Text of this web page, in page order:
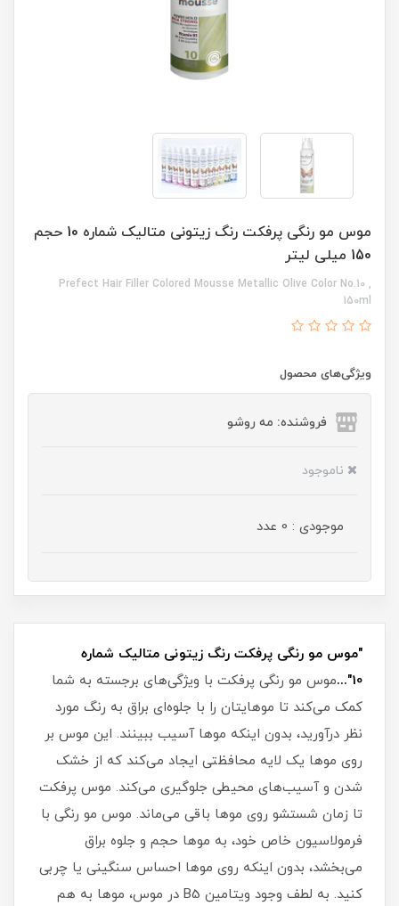
موس مو رنگی پرفکت رنگ زیتونی متالیک شماره 10 حجم
150 میلی لیتر
Prefect Hair Filler Colored Mousse Metallic Olive Color No.10 ,
150ml
ویژگی‌های محصول
فروشنده: مه رو‌شو
ناموجود
موجودی : 0 عدد
"موس مو رنگی پرفکت رنگ زیتونی متالیک شماره
10"...
موس مو رنگی پرفکت با ویژگی‌های برجسته به شما
کمک می‌کند تا موهایتان را با جلوه‌ای براق به رنگ مورد
نظر درآورید، بدون اینکه موها آسیب ببینند. این موس بر
روی موها یک لایه محافظتی ایجاد می‌کند که از خشک
شدن و آسیب‌های محیطی جلوگیری می‌کند. موس پرفکت
تا زمان شستشو روی موها باقی می‌ماند. موس مو رنگی با
فرمولاسیون خاص خود، به موها حجم و جلوه براق
می‌بخشد، بدون اینکه روی موها احساس سنگینی یا چربی
کنید. به لطف وجود ویتامین B5 در موس، موها به هم